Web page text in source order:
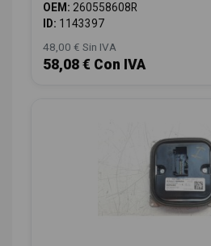
OEM: 260558608R
ID: 1143397
48,00 € Sin IVA
58,08 € Con IVA